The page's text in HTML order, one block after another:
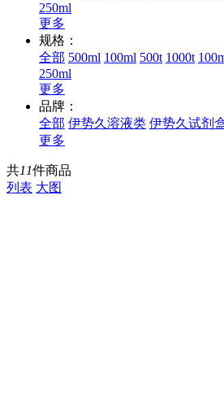
250ml
更多
规格：
全部 500ml 100ml 500t 1000t
250ml
更多
品牌：
全部 伊势久溶液类 伊势久试剂
更多
共11件商品
列表 大图